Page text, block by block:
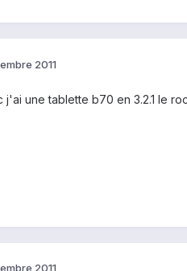
2011
j'ai une tablette b70 en 3.2.1 le
2011